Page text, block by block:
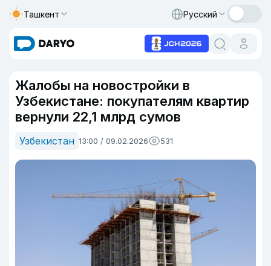
Ташкент Русский
Жалобы на новостройки в
Узбекистане: покупателям квартир
вернули 22,1 млрд сумов
Узбекистан 13:00 / 09.02.2026 531